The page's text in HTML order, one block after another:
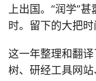
上出国。“润学”
时。留下的大把时
这一年整理和翻
树、研经工具网